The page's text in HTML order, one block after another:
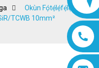
Okùn Fọ́tẹ́lẹ́fẹ́lẹ́ gíga
TCWB 10mm²